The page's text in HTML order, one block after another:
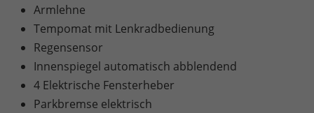
Armlehne
Tempomat mit Lenkradbedienung
Regensensor
Innenspiegel automatisch abblendend
4 Elektrische Fensterheber
Parkbremse elektrisch